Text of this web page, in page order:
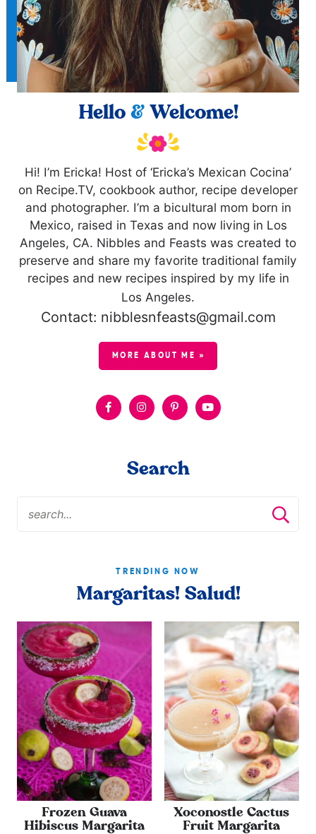
Hello &Welcome!
Hi! I’m Ericka! Host of ‘Ericka’s Mexican Cocina’
on Recipe.TV, cookbook author, recipe developer
and photographer. I’m a bicultural mom born in
Mexico, raised in Texas and now living in Los
Angeles, CA. Nibbles and Feasts was created to
preserve and share my favorite traditional family
recipes and new recipes inspired by my life in
Los Angeles.
Contact: nibblesnfeasts@gmail.com
MORE ABOUT ME »
Search
TRENDING NOW
Margaritas! Salud!
Frozen Guava
Hibiscus Margarita
Xoconostle Cactus
Fruit Margarita